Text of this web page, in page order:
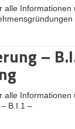
alle Informationen
–
alle Informationen
B.I.1 –